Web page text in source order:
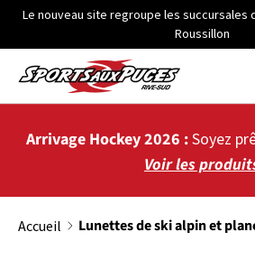
ALLER AU CONTENU
Le nouveau site regroupe les succursales
Roussillon
Arrivage Hockey 2026 :Soyez
Voir les
Accueil Lunettes de ski alpin et